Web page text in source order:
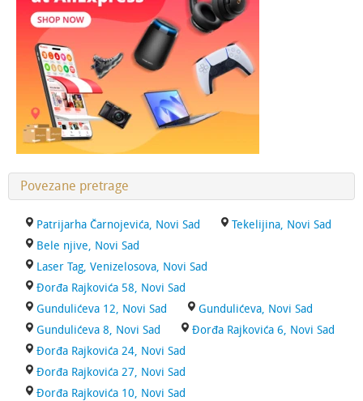
Povezane pretrage
Patrijarha Čarnojevića, Novi Sad
Tekelijina, Novi Sad
Bele njive, Novi Sad
Laser Tag, Venizelosova, Novi Sad
Đorđa Rajkovića 58, Novi Sad
Gundulićeva 12, Novi Sad
Gundulićeva, Novi Sad
Gundulićeva 8, Novi Sad
Đorđa Rajkovića 6, Novi Sad
Đorđa Rajkovića 24, Novi Sad
Đorđa Rajkovića 27, Novi Sad
Đorđa Rajkovića 10, Novi Sad